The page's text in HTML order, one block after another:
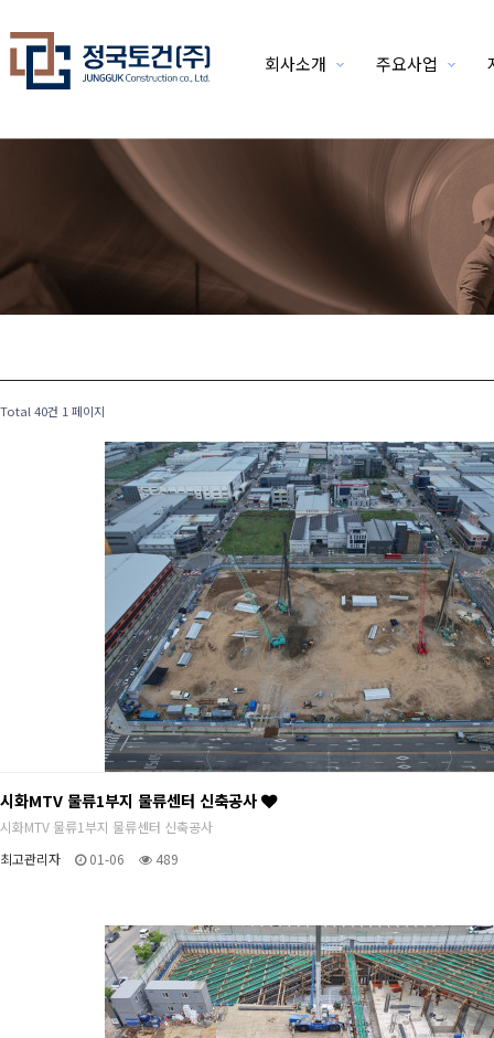
회사소개 주요사업
Total 40건 1 페이지
시화MTV 물류1부지 물류센터 신축공사
시화MTV 물류1부지 물류센터 신축공사
최고관리자
01-06 489